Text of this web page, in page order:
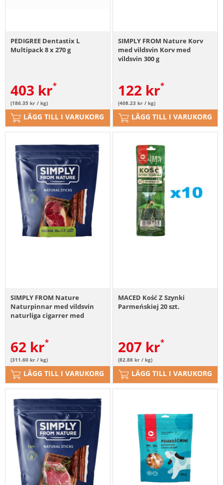
PEDIGREE Dentastix L
Multipack 8 x 270 g
403 kr
(186.35 kr / kg)
LÄGG TILL I VARUKORG
SIMPLY FROM Nature Korv
med vildsvin Korv med
vildsvin 300 g
122 kr
(408.23 kr / kg)
LÄGG TILL I VARUKORG
SIMPLY FROM Nature
Naturpinnar med vildsvin
naturliga cigarrer med
62 kr
(311.60 kr / kg)
LÄGG TILL I VARUKORG
MACED Kość Z Szynki
Parmeńskiej 20 szt.
207 kr
(82.88 kr / kg)
LÄGG TILL I VARUKORG